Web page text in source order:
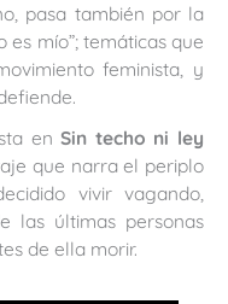
pasa también por la
es mío”; temáticas que
feminista, y
enSin techo ni ley
que narra el periplo
vivir vagando,
las últimas personas
de ella morir.